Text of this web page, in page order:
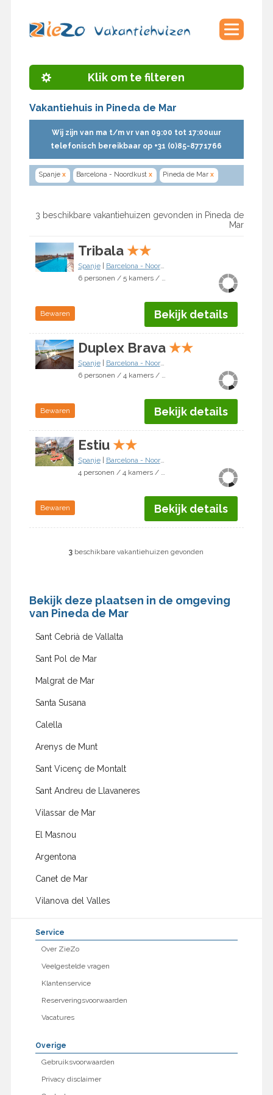
Klik om te filteren
Vakantiehuis in Pineda de Mar
Wij zijn van ma t/m vr van 09:00 tot 17:00uur
telefonisch bereikbaar op +31 (0)85-8771766
Spanje x Barcelona - Noordkust x Pineda de Mar x
3 beschikbare vakantiehuizen gevonden in Pineda de
Mar
Tribala ★★
Spanje| Barcelona - Noordkust
6 personen / 5 kamers / 4 slaapkamers
Bewaren Bekijk details
Duplex Brava ★★
Spanje| Barcelona - Noordkust
6 personen / 4 kamers / 3 slaapkamers
Bewaren Bekijk details
Estiu ★★
Spanje| Barcelona - Noordkust
4 personen / 4 kamers / 2 slaapkamers
Bewaren Bekijk details
3 beschikbare vakantiehuizen gevonden
Bekijk deze plaatsen in de omgeving
van Pineda de Mar
Sant Cebrià de Vallalta
Sant Pol de Mar
Malgrat de Mar
Santa Susana
Calella
Arenys de Munt
Sant Vicenç de Montalt
Sant Andreu de Llavaneres
Vilassar de Mar
El Masnou
Argentona
Canet de Mar
Vilanova del Valles
Service
Over ZieZo
Veelgestelde vragen
Klantenservice
Reserveringsvoorwaarden
Vacatures
Overige
Gebruiksvoorwaarden
Privacy disclaimer